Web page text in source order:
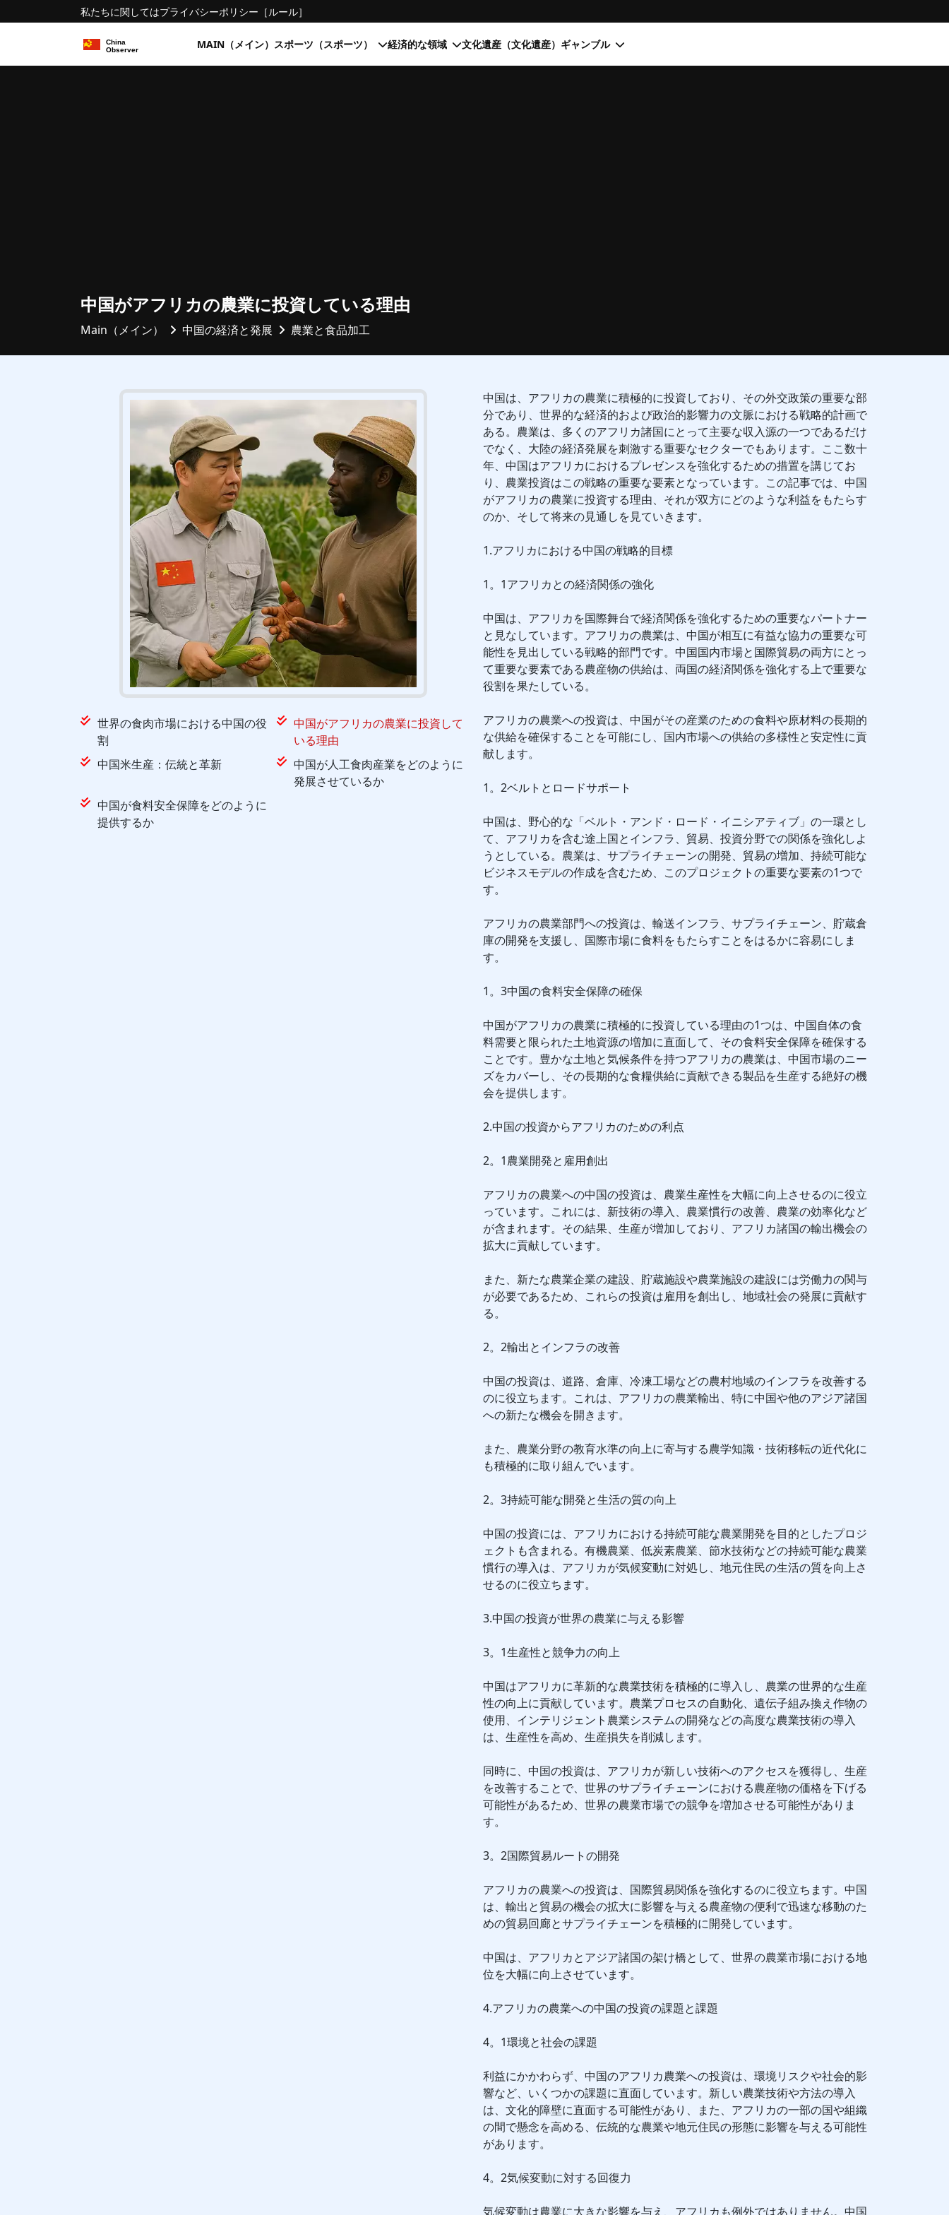
私たちに関してはプライバシーポリシー ［ルール］
MAIN（メイン） スポーツ（スポーツ） 経済的な領域 文化遺産（文化遺産） ギャンブル
中国がアフリカの農業に投資している理由
Main（メイン） 中国の経済と発展 農業と食品加工
世界の食肉市場における中国の役
割
中国がアフリカの農業に投資して
いる理由
中国米生産：伝統と革新
中国が人工食肉産業をどのように
発展させているか
中国が食料安全保障をどのように
提供するか
中国は、アフリカの農業に積極的に投資しており、その外交政策の重要な部
分であり、世界的な経済的および政治的影響力の文脈における戦略的計画で
ある。農業は、多くのアフリカ諸国にとって主要な収入源の一つであるだけ
でなく、大陸の経済発展を刺激する重要なセクターでもあります。ここ数十
年、中国はアフリカにおけるプレゼンスを強化するための措置を講じてお
り、農業投資はこの戦略の重要な要素となっています。この記事では、中国
がアフリカの農業に投資する理由、それが双方にどのような利益をもたらす
のか、そして将来の見通しを見ていきます。
1.アフリカにおける中国の戦略的目標
1。1アフリカとの経済関係の強化
中国は、アフリカを国際舞台で経済関係を強化するための重要なパートナー
と見なしています。アフリカの農業は、中国が相互に有益な協力の重要な可
能性を見出している戦略的部門です。中国国内市場と国際貿易の両方にとっ
て重要な要素である農産物の供給は、両国の経済関係を強化する上で重要な
役割を果たしている。
アフリカの農業への投資は、中国がその産業のための食料や原材料の長期的
な供給を確保することを可能にし、国内市場への供給の多様性と安定性に貢
献します。
1。2ベルトとロードサポート
中国は、野心的な「ベルト・アンド・ロード・イニシアティブ」の一環とし
て、アフリカを含む途上国とインフラ、貿易、投資分野での関係を強化しよ
うとしている。農業は、サプライチェーンの開発、貿易の増加、持続可能な
ビジネスモデルの作成を含むため、このプロジェクトの重要な要素の1つで
す。
アフリカの農業部門への投資は、輸送インフラ、サプライチェーン、貯蔵倉
庫の開発を支援し、国際市場に食料をもたらすことをはるかに容易にしま
す。
1。3中国の食料安全保障の確保
中国がアフリカの農業に積極的に投資している理由の1つは、中国自体の食
料需要と限られた土地資源の増加に直面して、その食料安全保障を確保する
ことです。豊かな土地と気候条件を持つアフリカの農業は、中国市場のニー
ズをカバーし、その長期的な食糧供給に貢献できる製品を生産する絶好の機
会を提供します。
2.中国の投資からアフリカのための利点
2。1農業開発と雇用創出
アフリカの農業への中国の投資は、農業生産性を大幅に向上させるのに役立
っています。これには、新技術の導入、農業慣行の改善、農業の効率化など
が含まれます。その結果、生産が増加しており、アフリカ諸国の輸出機会の
拡大に貢献しています。
また、新たな農業企業の建設、貯蔵施設や農業施設の建設には労働力の関与
が必要であるため、これらの投資は雇用を創出し、地域社会の発展に貢献す
る。
2。2輸出とインフラの改善
中国の投資は、道路、倉庫、冷凍工場などの農村地域のインフラを改善する
のに役立ちます。これは、アフリカの農業輸出、特に中国や他のアジア諸国
への新たな機会を開きます。
また、農業分野の教育水準の向上に寄与する農学知識・技術移転の近代化に
も積極的に取り組んでいます。
2。3持続可能な開発と生活の質の向上
中国の投資には、アフリカにおける持続可能な農業開発を目的としたプロジ
ェクトも含まれる。有機農業、低炭素農業、節水技術などの持続可能な農業
慣行の導入は、アフリカが気候変動に対処し、地元住民の生活の質を向上さ
せるのに役立ちます。
3.中国の投資が世界の農業に与える影響
3。1生産性と競争力の向上
中国はアフリカに革新的な農業技術を積極的に導入し、農業の世界的な生産
性の向上に貢献しています。農業プロセスの自動化、遺伝子組み換え作物の
使用、インテリジェント農業システムの開発などの高度な農業技術の導入
は、生産性を高め、生産損失を削減します。
同時に、中国の投資は、アフリカが新しい技術へのアクセスを獲得し、生産
を改善することで、世界のサプライチェーンにおける農産物の価格を下げる
可能性があるため、世界の農業市場での競争を増加させる可能性がありま
す。
3。2国際貿易ルートの開発
アフリカの農業への投資は、国際貿易関係を強化するのに役立ちます。中国
は、輸出と貿易の機会の拡大に影響を与える農産物の便利で迅速な移動のた
めの貿易回廊とサプライチェーンを積極的に開発しています。
中国は、アフリカとアジア諸国の架け橋として、世界の農業市場における地
位を大幅に向上させています。
4.アフリカの農業への中国の投資の課題と課題
4。1環境と社会の課題
利益にかかわらず、中国のアフリカ農業への投資は、環境リスクや社会的影
響など、いくつかの課題に直面しています。新しい農業技術や方法の導入
は、文化的障壁に直面する可能性があり、また、アフリカの一部の国や組織
の間で懸念を高める、伝統的な農業や地元住民の形態に影響を与える可能性
があります。
4。2気候変動に対する回復力
気候変動は農業に大きな影響を与え、アフリカも例外ではありません。中国